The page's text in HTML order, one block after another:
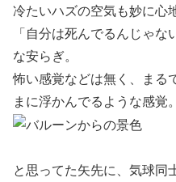
冷たいハズの空気も妙に心
「自分は死んでるんじゃ
な安らぎ。
怖い感覚などは無く、まる
まに浮かんでるような感覚。
と思ってた矢先に、気球同